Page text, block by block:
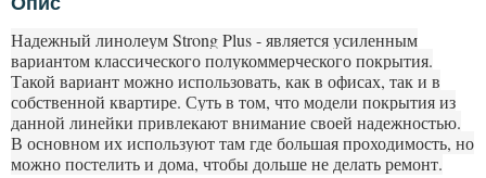
Надежный линолеум Strong Plus - является усиленным
вариантом классического полукоммерческого покрытия.
Такой вариант можно использовать, как в офисах, так и в
собственной квартире. Суть в том, что модели покрытия из
данной линейки привлекают внимание своей надежностью.
В основном их используют там где большая проходимость, но
можно постелить и дома, чтобы дольше не делать ремонт.